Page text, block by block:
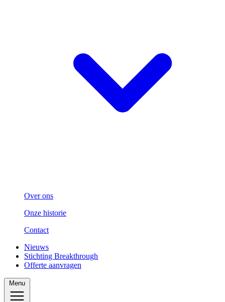
Over ons
Onze historie
Contact
Nieuws
Stichting Breakthrough
Offerte aanvragen
Menu